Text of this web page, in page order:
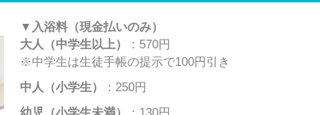
▼入浴料（現金払いのみ）
大人（中学生以上）
：570円
※中学生は生徒手帳の提示で100円引き
中人（小学生）
：250円
幼児（小学生未満）
：130円